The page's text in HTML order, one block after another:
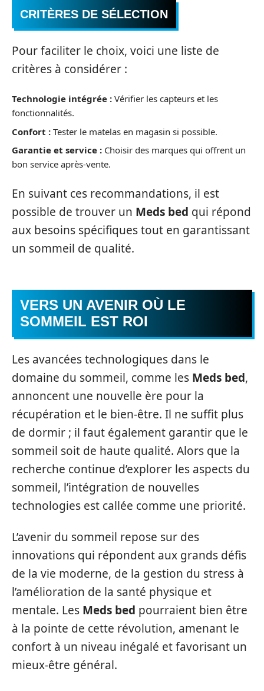
CRITÈRES DE SÉLECTION
Pour faciliter le choix, voici une liste de
critères à considérer :
Technologie intégrée : Vérifier les capteurs et les
fonctionnalités.
Confort : Tester le matelas en magasin si possible.
Garantie et service : Choisir des marques qui offrent un
bon service après-vente.
En suivant ces recommandations, il est
possible de trouver un Meds bed qui répond
aux besoins spécifiques tout en garantissant
un sommeil de qualité.
VERS UN AVENIR OÙ LE
SOMMEIL EST ROI
Les avancées technologiques dans le
domaine du sommeil, comme les Meds bed,
annoncent une nouvelle ère pour la
récupération et le bien-être. Il ne suffit plus
de dormir ; il faut également garantir que le
sommeil soit de haute qualité. Alors que la
recherche continue d’explorer les aspects du
sommeil, l’intégration de nouvelles
technologies est callée comme une priorité.
L’avenir du sommeil repose sur des
innovations qui répondent aux grands défis
de la vie moderne, de la gestion du stress à
l’amélioration de la santé physique et
mentale. Les Meds bed pourraient bien être
à la pointe de cette révolution, amenant le
confort à un niveau inégalé et favorisant un
mieux-être général.